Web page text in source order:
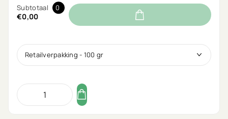
Subtotaal 0
€0,00